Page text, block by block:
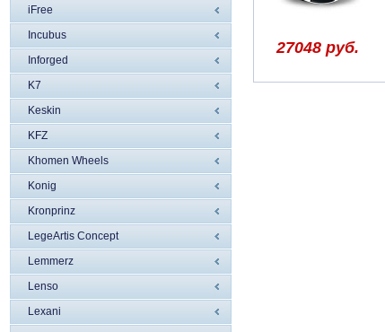
iFree
Incubus
Inforged
K7
Keskin
KFZ
Khomen Wheels
Konig
Kronprinz
LegeArtis Concept
Lemmerz
Lenso
Lexani
27048 руб.